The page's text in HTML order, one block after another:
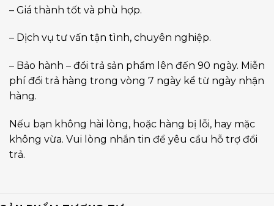
– Giá thành tốt và phù hợp.
– Dịch vụ tư vấn tận tình, chuyên nghiệp.
– Bảo hành – đổi trả sản phẩm lên đến 90 ngày. Miễn
phí đổi trả hàng trong vòng 7 ngày kể từ ngày nhận
hàng.
Nếu bạn không hài lòng, hoặc hàng bị lỗi, hay mặc
không vừa. Vui lòng nhắn tin để yêu cầu hỗ trợ đổi
trả.